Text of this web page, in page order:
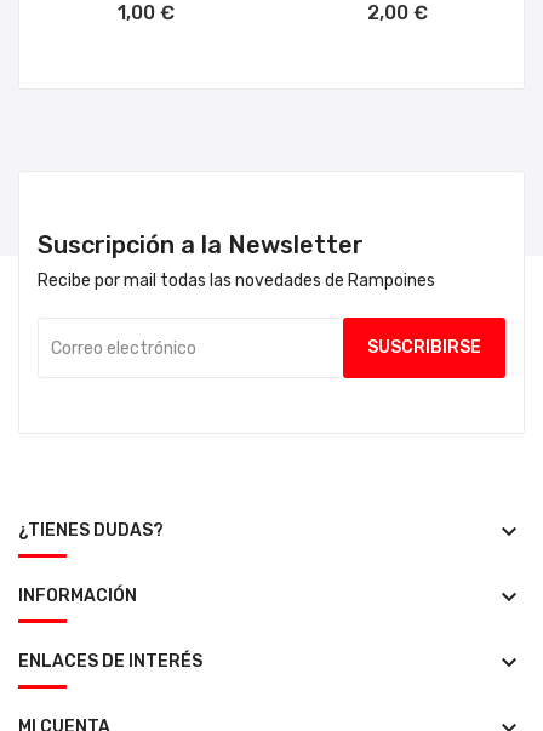
1,00 € 2,00 €
Suscripción a la Newsletter
Recibe por mail todas las novedades de Rampoines
¿TIENES DUDAS? keyboard_arrow_down
INFORMACIÓN keyboard_arrow_down
ENLACES DE INTERÉS keyboard_arrow_down
MI CUENTA